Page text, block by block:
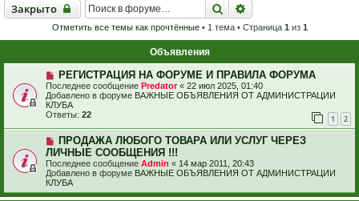
Закрыто
Закрыто Поиск
Отметить все темы как прочтённые• 1 тема • Страница 1 из 1
Объявления
РЕГИСТРАЦИЯ НА ФОРУМЕ И ПРАВИЛА ФОРУМА
Последнее сообщение Predator« 22 июл 2025, 01:40
Добавлено в форуме ВАЖНЫЕ ОБЪЯВЛЕНИЯ ОТ АДМИНИСТРАЦИИ
КЛУБА
Ответы: 22 1 2
ПРОДАЖА ЛЮБОГО ТОВАРА ИЛИ УСЛУГ ЧЕРЕЗ
ЛИЧНЫЕ СООБЩЕНИЯ !!!
Последнее сообщение Admin « 14 мар 2011, 20:43
Добавлено в форуме ВАЖНЫЕ ОБЪЯВЛЕНИЯ ОТ АДМИНИСТРАЦИИ
КЛУБА